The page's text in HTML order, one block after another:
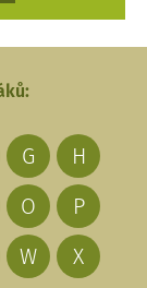
G
H
O
P
W
X